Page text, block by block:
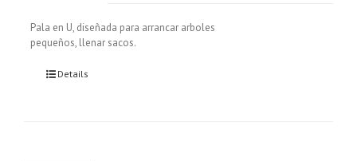
Pala en U, diseñada para arrancar arboles
pequeños, llenar sacos.
Details